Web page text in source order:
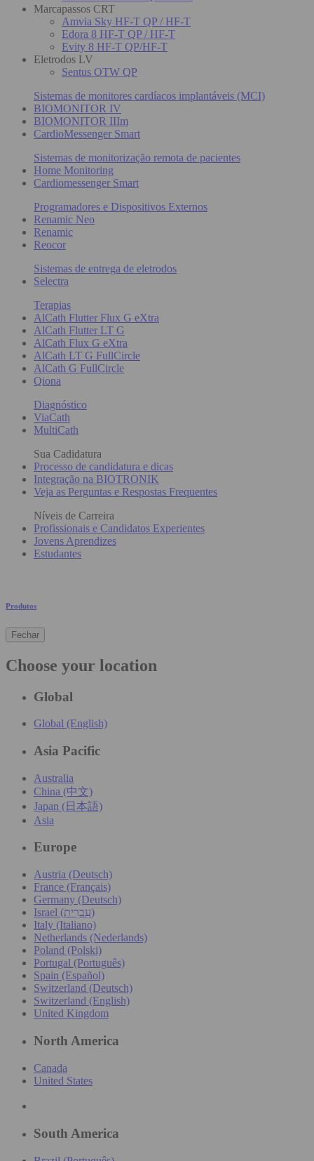
Marcapassos CRT
Amvia Sky HF-T QP / HF-T
Edora 8 HF-T QP / HF-T
Evity 8 HF-T QP/HF-T
Eletrodos LV
Sentus OTW QP
Sistemas de monitores cardíacos implantáveis (MCI)
BIOMONITOR IV
BIOMONITOR IIIm
CardioMessenger Smart
Sistemas de monitorização remota de pacientes
Home Monitoring
Cardiomessenger Smart
Programadores e Dispositivos Externos
Renamic Neo
Renamic
Reocor
Sistemas de entrega de eletrodos
Selectra
Terapias
AlCath Flutter Flux G eXtra
AlCath Flutter LT G
AlCath Flux G eXtra
AlCath LT G FullCircle
AlCath G FullCircle
Qiona
Diagnóstico
ViaCath
MultiCath
Sua Cadidatura
Processo de candidatura e dicas
Integração na BIOTRONIK
Veja as Perguntas e Respostas Frequentes
Níveis de Carreira
Profissionais e Candidatos Experientes
Jovens Aprendizes
Estudantes
Produtos
Fechar
Choose your location
Global
Global (English)
Asia Pacific
Australia
China (中文)
Japan (日本語)
Asia
Europe
Austria (Deutsch)
France (Français)
Germany (Deutsch)
Israel (עִברִית)
Italy (Italiano)
Netherlands (Nederlands)
Poland (Polski)
Portugal (Português)
Spain (Español)
Switzerland (Deutsch)
Switzerland (English)
United Kingdom
North America
Canada
United States
South America